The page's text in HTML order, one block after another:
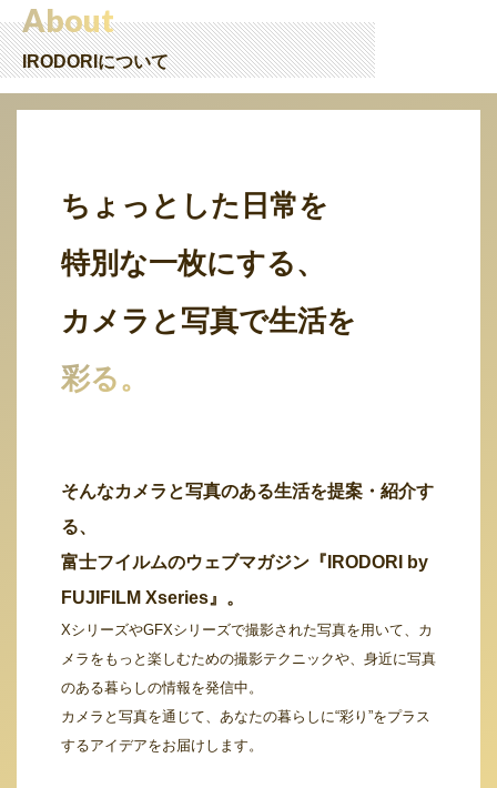
About
IRODORIについて
ちょっとした日常を
特別な一枚にする、
カメラと写真で生活を
彩る。
そんなカメラと写真のある生活を提案・紹介す
る、
富士フイルムのウェブマガジン『IRODORI by
FUJIFILM Xseries』。
XシリーズやGFXシリーズで撮影された写真を用いて、カ
メラをもっと楽しむための撮影テクニックや、身近に写真
のある暮らしの情報を発信中。
カメラと写真を通じて、あなたの暮らしに“彩り”をプラス
するアイデアをお届けします。